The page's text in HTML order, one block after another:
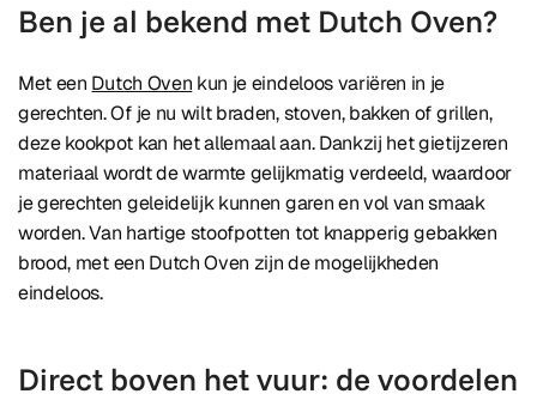
Ben je al bekend met Dutch Oven?
Met een Dutch Oven kun je eindeloos variëren in je
gerechten. Of je nu wilt braden, stoven, bakken of grillen,
deze kookpot kan het allemaal aan. Dankzij het gietijzeren
materiaal wordt de warmte gelijkmatig verdeeld, waardoor
je gerechten geleidelijk kunnen garen en vol van smaak
worden. Van hartige stoofpotten tot knapperig gebakken
brood, met een Dutch Oven zijn de mogelijkheden
eindeloos.
Direct boven het vuur: de voordelen